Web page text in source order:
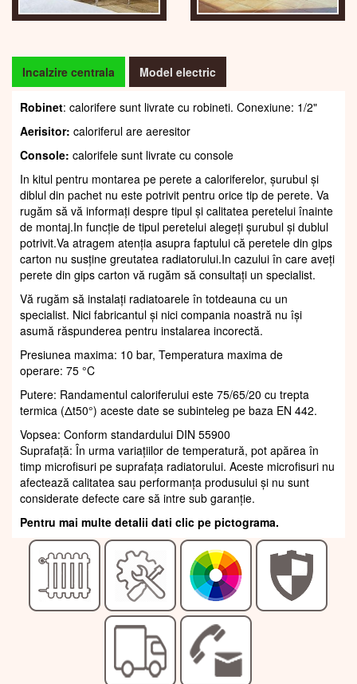
Incalzire centrala Model electric
Robinet: calorifere sunt livrate cu robineti. Conexiune: 1/2"
Aerisitor: caloriferul are aeresitor
Console: calorifele sunt livrate cu console
In kitul pentru montarea pe perete a caloriferelor, șurubul și
diblul din pachet nu este potrivit pentru orice tip de perete. Va
rugăm să vă informați despre tipul și calitatea peretelui înainte
de montaj.In funcție de tipul peretelui alegeți șurubul și dublul
potrivit.Va atragem atenția asupra faptului că peretele din gips
carton nu susține greutatea radiatorului.In cazului în care aveți
perete din gips carton vă rugăm să consultați un specialist.
Vă rugăm să instalați radiatoarele în totdeauna cu un
specialist. Nici fabricantul și nici compania noastră nu își
asumă răspunderea pentru instalarea incorectă.
Presiunea maxima: 10 bar, Temperatura maxima de
operare: 75 °C
Putere: Randamentul caloriferului este 75/65/20 cu trepta
termica (Δt50°) aceste date se subinteleg pe baza EN 442.
Vopsea: Conform standardului DIN 55900
Suprafaţă: În urma variațiilor de temperatură, pot apărea în
timp microfisuri pe suprafața radiatorului. Aceste microfisuri nu
afectează calitatea sau performanța produsului și nu sunt
considerate defecte care să intre sub garanție.
Pentru mai multe detalii dati clic pe pictograma.